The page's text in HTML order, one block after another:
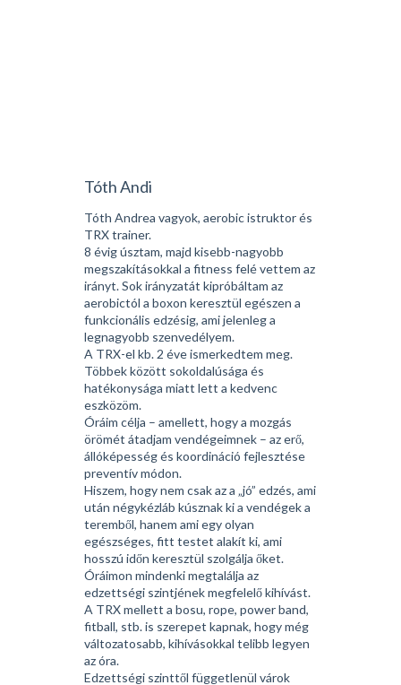
Tóth Andi
Tóth Andrea vagyok, aerobic istruktor és
TRX trainer.
8 évig úsztam, majd kisebb-nagyobb
megszakításokkal a fitness felé vettem az
irányt. Sok irányzatát kipróbáltam az
aerobictól a boxon keresztül egészen a
funkcionális edzésig, ami jelenleg a
legnagyobb szenvedélyem.
A TRX-el kb. 2 éve ismerkedtem meg.
Többek között sokoldalúsága és
hatékonysága miatt lett a kedvenc
eszközöm.
Óráim célja – amellett, hogy a mozgás
örömét átadjam vendégeimnek – az erő,
állóképesség és koordináció fejlesztése
preventív módon.
Hiszem, hogy nem csak az a „jó” edzés, ami
után négykézláb kúsznak ki a vendégek a
teremből, hanem ami egy olyan
egészséges, fitt testet alakít ki, ami
hosszú időn keresztül szolgálja őket.
Óráimon mindenki megtalálja az
edzettségi szintjének megfelelő kihívást.
A TRX mellett a bosu, rope, power band,
fitball, stb. is szerepet kapnak, hogy még
változatosabb, kihívásokkal telibb legyen
az óra.
Edzettségi szinttől függetlenül várok